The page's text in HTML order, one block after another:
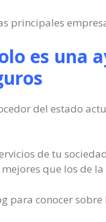
principales
es una
del estado
de tu
que los de
para conocer